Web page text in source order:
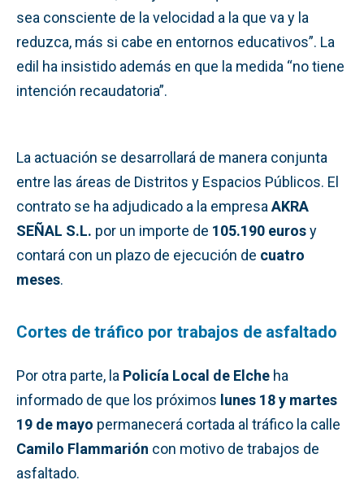
sea consciente de la velocidad a la que va y la
reduzca, más si cabe en entornos educativos”. La
edil ha insistido además en que la medida “no tiene
intención recaudatoria”.
La actuación se desarrollará de manera conjunta
entre las áreas de Distritos y Espacios Públicos. El
contrato se ha adjudicado a la empresa AKRA
SEÑAL S.L. por un importe de 105.190 eurosy
contará con un plazo de ejecución de cuatro
meses.
Cortes de tráfico por trabajos de asfaltado
Por otra parte, la Policía Local de Elche ha
informado de que los próximos lunes 18 y martes
19 de mayo permanecerá cortada al tráfico la calle
Camilo Flammarión con motivo de trabajos de
asfaltado.